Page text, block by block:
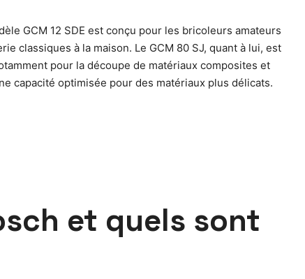
GCM 12 SDE est conçu pour les bricoleurs amateurs
classiques à la maison. Le GCM 80 SJ, quant à lui, est
pour la découpe de matériaux composites et
capacité optimisée pour des matériaux plus délicats.
et quels sont